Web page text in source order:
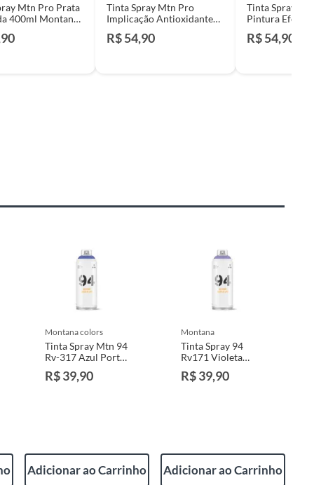
Mtn Pro Prata
400ml Montana
Tinta Spray Mtn Pro
Implicação Antioxidante
Colors
R$ 54,90
Tinta Spray
Pintura Efeito
Montana
R$ 54,90
montana colors
Tinta Spray Mtn 94
Rv-317 Azul Porto
400ml Montana
Colors
R$ 39,90
Adicionar ao Carrinho
montana
Tinta Spray 94
Rv171 Violeta
Comunidade
R$ 39,90
Adicionar ao Carrinho